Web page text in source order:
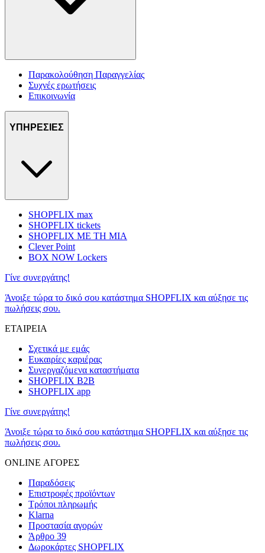
Παρακολούθηση Παραγγελίας
Συχνές ερωτήσεις
Επικοινωνία
ΥΠΗΡΕΣΙΕΣ
SHOPFLIX max
SHOPFLIX tickets
SHOPFLIX ΜΕ ΤΗ ΜΙΑ
Clever Point
BOX NOW Lockers
Γίνε συνεργάτης!
Άνοιξε τώρα το δικό σου κατάστημα SHOPFLIX και αύξησε τις
πωλήσεις σου.
ΕΤΑΙΡΕΙΑ
Σχετικά με εμάς
Ευκαιρίες καριέρας
Συνεργαζόμενα καταστήματα
SHOPFLIX B2B
SHOPFLIX app
Γίνε συνεργάτης!
Άνοιξε τώρα το δικό σου κατάστημα SHOPFLIX και αύξησε τις
πωλήσεις σου.
ONLINE ΑΓΟΡΕΣ
Παραδόσεις
Επιστροφές προϊόντων
Τρόποι πληρωμής
Klarna
Προστασία αγορών
Άρθρο 39
Δωροκάρτες SHOPFLIX